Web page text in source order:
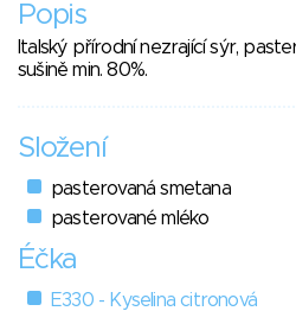
Popis
Italský přírodní nezrající sýr,
sušině min. 80%.
Složení
pasterovaná smetana
pasterované mléko
Éčka
E330 - Kyselina citronová